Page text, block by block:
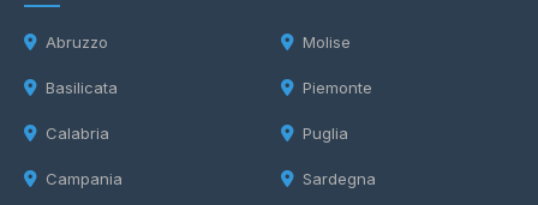
Abruzzo
Basilicata
Calabria
Campania
Molise
Piemonte
Puglia
Sardegna